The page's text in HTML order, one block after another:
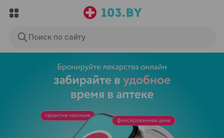
Поиск по сайту
ЭФФЕКТИВНАЯ РЕКЛАМА НА САЙТЕ